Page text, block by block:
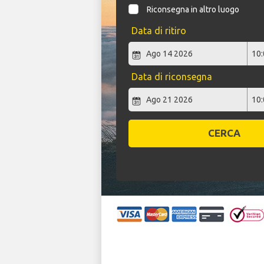
Riconsegna in altro luogo
Data di ritiro
Data di riconsegna
CERCA